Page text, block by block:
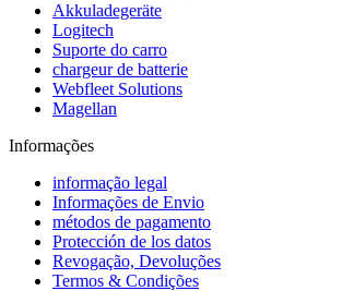
Akkuladegeräte
Logitech
Suporte do carro
chargeur de batterie
Webfleet Solutions
Magellan
Informações
informação legal
Informações de Envio
métodos de pagamento
Protección de los datos
Revogação, Devoluções
Termos & Condições